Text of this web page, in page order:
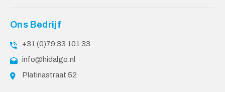
Ons Bedrijf
+31 (0)79 33 101 33
info@hidalgo.nl
Platinastraat 52